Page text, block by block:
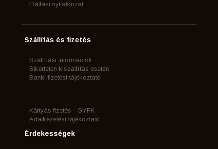
Elállási nyilatkozat
Szállítás és fizetés
Szállítási információk
Sikertelen kiszállítás esetén
Banki fizetési tájékoztató
Kártyás fizetés - GYFK
Adatkezelési tájékoztató
Érdekességek